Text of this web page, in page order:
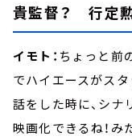
貴監督？ 行定
イモト： ちょっと前
でハイエースがス
話をした時に、シナ
映画化できるね！